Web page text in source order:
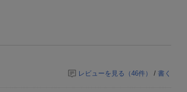
レビューを見る（46件） / 書く